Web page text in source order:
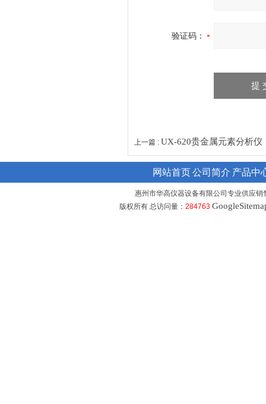
验证码：
上一篇 : UX-620贵金属元素分析仪
网站首页公司简介 产品中
惠州市华高仪器设备有限公司专业供应销
版权所有 总访问量： 284763